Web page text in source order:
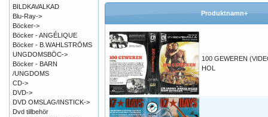
Produktnamn+
100 GEWEREN
HOL
BILDKAVALKAD
Blu-Ray->
Böcker->
Böcker - ANGÉLIQUE
Böcker - B.WAHLSTRÖMS
UNGDOMSBÖC->
Böcker - BARN
/UNGDOMS
CD->
DVD->
DVD OMSLAG/INSTICK->
Dvd tillbehör